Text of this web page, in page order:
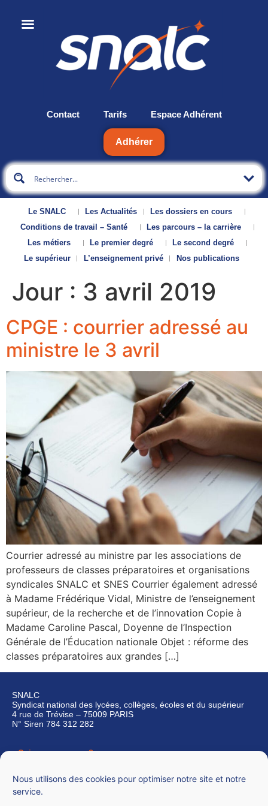
Nous utilisons des cookies pour optimiser notre site et notre
service.
Contact Tarifs Espace Adhérent
Adhérer
Le SNALC Les Actualités
Les dossiers en cours
Conditions de travail – Santé
Les parcours – la carrière
Les métiers
Le premier degré
Le second degré
Le supérieur
L’enseignement privé Nos publications
Jour : 3 avril 2019
CPGE : courrier adressé au
ministre le 3 avril
Courrier adressé au ministre par les associations de
professeurs de classes préparatoires et organisations
syndicales SNALC et SNES Courrier également adressé
à Madame Frédérique Vidal, Ministre de l’enseignement
supérieur, de la recherche et de l’innovation Copie à
Madame Caroline Pascal, Doyenne de l’Inspection
Générale de l’Éducation nationale Objet : réforme des
classes préparatoires aux grandes […]
SNALC
Syndicat national des lycées, collèges, écoles et du supérieur
4 rue de Trévise – 75009 PARIS
N° Siren 784 312 282
Qui sommes-nous ?